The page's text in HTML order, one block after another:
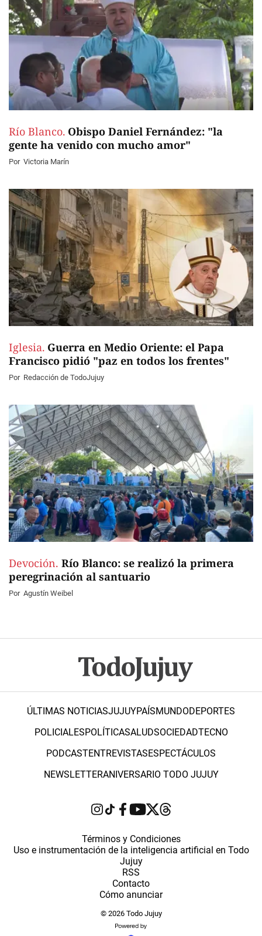
Río Blanco. Obispo Daniel Fernández: "la
gente ha venido con mucho amor"
Por Victoria Marín
Iglesia. Guerra en Medio Oriente: el Papa
Francisco pidió "paz en todos los frentes"
Por Redacción de TodoJujuy
Devoción. Río Blanco: se realizó la primera
peregrinación al santuario
Por Agustín Weibel
ÚLTIMAS NOTICIASJUJUYPAÍSMUNDODEPORTES
POLICIALESPOLÍTICASALUDSOCIEDADTECNO
PODCASTENTREVISTASESPECTÁCULOS
NEWSLETTERANIVERSARIO TODO JUJUY
Términos y Condiciones
Uso e instrumentación de la inteligencia artificial en Todo
Jujuy
RSS
Contacto
Cómo anunciar
© 2026 Todo Jujuy